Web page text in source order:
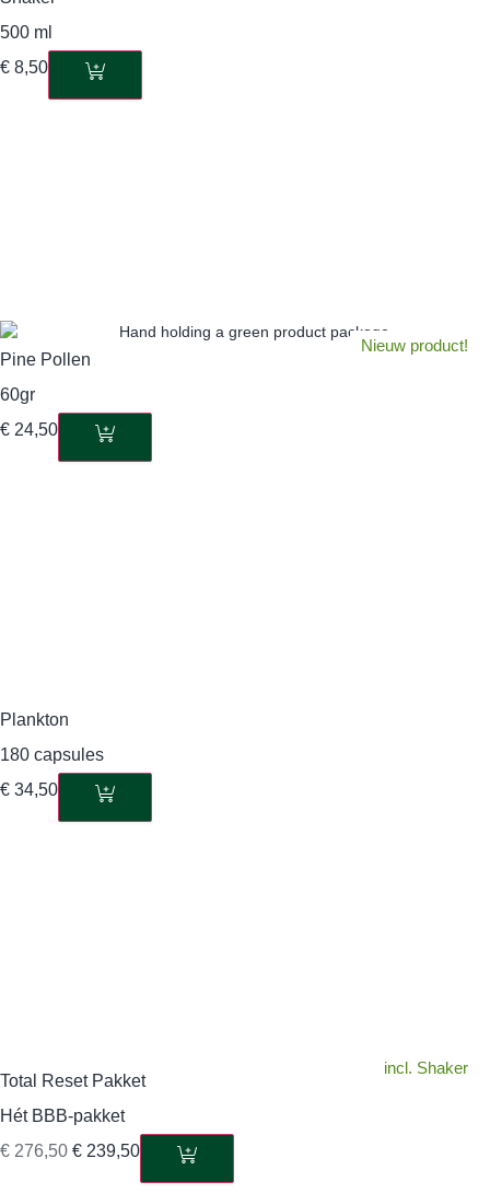
500 ml
€ 8,50
Nieuw product!
Pine Pollen
60gr
€ 24,50
Plankton
180 capsules
€ 34,50
incl. Shaker
Total Reset Pakket
Hét BBB-pakket
€ 276,50 € 239,50